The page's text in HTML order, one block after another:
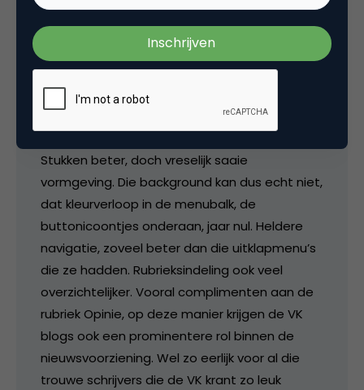
30 mei 2006 om 16:37
Stukken beter, doch vreselijk saaie
vormgeving. Die background kan dus echt niet,
dat kleurverloop in de menubalk, de
buttonicoontjes onderaan, jaar nul. Heldere
navigatie, zoveel beter dan die uitklapmenu’s
die ze hadden. Rubrieksindeling ook veel
overzichtelijker. Vooral complimenten aan de
rubriek Opinie, op deze manier krijgen de VK
blogs ook een prominentere rol binnen de
nieuwsvoorziening. Wel zo eerlijk voor al die
trouwe schrijvers die de VK krant zo leuk